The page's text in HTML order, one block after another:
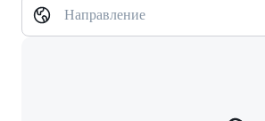
Направление